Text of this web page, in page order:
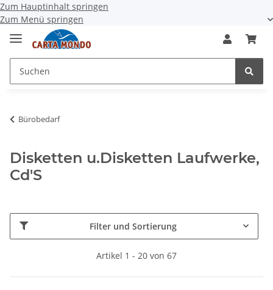
Zum Hauptinhalt springen
Zum Menü springen
Bürobedarf
Disketten u.Disketten Laufwerke,
Cd'S
Filter und Sortierung
Artikel 1 - 20 von 67